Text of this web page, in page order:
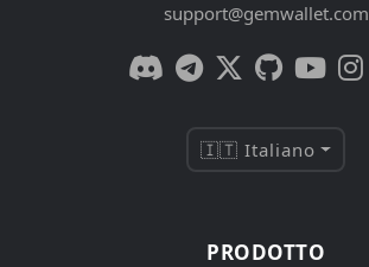
support@gemwallet.com
🇮🇹 Italiano
PRODOTTO